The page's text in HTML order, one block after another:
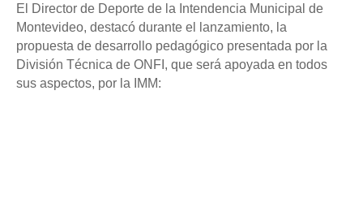
El Director de Deporte de la Intendencia Municipal de
Montevideo, destacó durante el lanzamiento, la
propuesta de desarrollo pedagógico presentada por la
División Técnica de ONFI, que será apoyada en todos
sus aspectos, por la IMM: